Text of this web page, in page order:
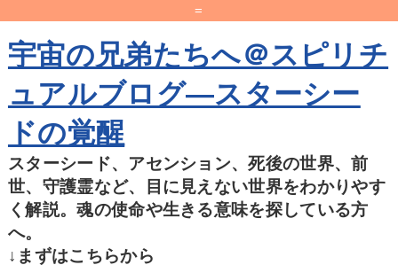
=
宇宙の兄弟たちへ＠スピリチ
ュアルブログ―スターシー
ドの覚醒
スターシード、アセンション、死後の世界、前
世、守護霊など、目に見えない世界をわかりやす
く解説。魂の使命や生きる意味を探している方
へ。
↓まずはこちらから